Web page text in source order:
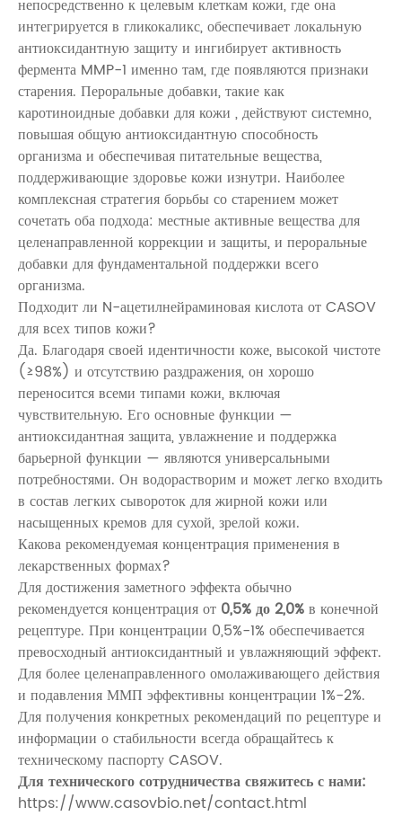
непосредственно к целевым клеткам кожи, где она
интегрируется в гликокаликс, обеспечивает локальную
антиоксидантную защиту и ингибирует активность
фермента MMP-1 именно там, где появляются признаки
старения. Пероральные добавки, такие как
каротиноидные добавки для кожи , действуют системно,
повышая общую антиоксидантную способность
организма и обеспечивая питательные вещества,
поддерживающие здоровье кожи изнутри. Наиболее
комплексная стратегия борьбы со старением может
сочетать оба подхода: местные активные вещества для
целенаправленной коррекции и защиты, и пероральные
добавки для фундаментальной поддержки всего
организма.
Подходит ли N-ацетилнейраминовая кислота от CASOV
для всех типов кожи?
Да. Благодаря своей идентичности коже, высокой чистоте
(≥98%) и отсутствию раздражения, он хорошо
переносится всеми типами кожи, включая
чувствительную. Его основные функции —
антиоксидантная защита, увлажнение и поддержка
барьерной функции — являются универсальными
потребностями. Он водорастворим и может легко входить
в состав легких сывороток для жирной кожи или
насыщенных кремов для сухой, зрелой кожи.
Какова рекомендуемая концентрация применения в
лекарственных формах?
Для достижения заметного эффекта обычно
рекомендуется концентрация от 0,5% до 2,0%в конечной
рецептуре. При концентрации 0,5%-1% обеспечивается
превосходный антиоксидантный и увлажняющий эффект.
Для более целенаправленного омолаживающего действия
и подавления ММП эффективны концентрации 1%-2%.
Для получения конкретных рекомендаций по рецептуре и
информации о стабильности всегда обращайтесь к
техническому паспорту CASOV.
Для технического сотрудничества свяжитесь с нами:
https://www.casovbio.net/contact.html